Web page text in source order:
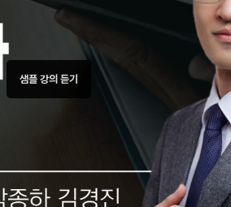
샘플 강의 듣기